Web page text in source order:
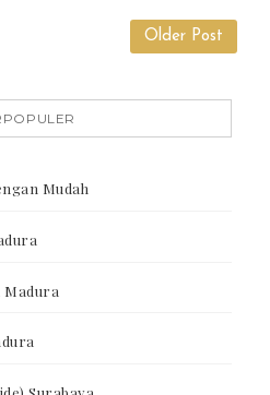
Older Post
Mudah
Madura